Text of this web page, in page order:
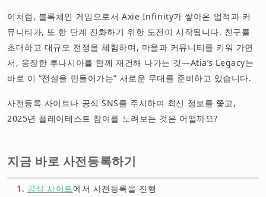
이처럼, 블록체인 게임으로서 Axie Infinity가 쌓아온 업적과 커
뮤니티가, 또 한 단계 진화하기 위한 도전이 시작됩니다. 친구를
초대하고 대규모 전쟁을 체험하며, 마을과 커뮤니티를 키워 가면
서, 웅장한 루나시아를 함께 재건해 나가는 것—Atia’s Legacy는
바로 이 “전설을 만들어가는” 새로운 무대를 준비하고 있습니다.
사전등록 사이트나 공식 SNS를 주시하며 최신 정보를 쫓고,
2025년 플레이테스트 참여를 노려보는 것은 어떨까요?
지금 바로 사전등록하기
공식 사이트에서 사전등록을 진행